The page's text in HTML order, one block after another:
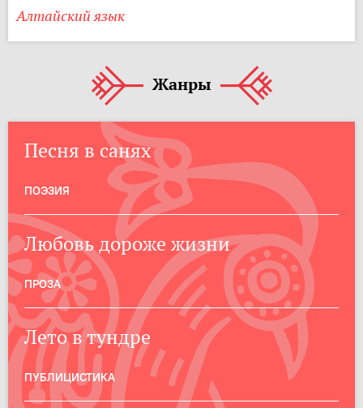
Алтайский язык
Жанры
Песня в санях
ПОЭЗИЯ
Любовь дороже жизни
ПРОЗА
Лето в тундре
ПУБЛИЦИСТИКА